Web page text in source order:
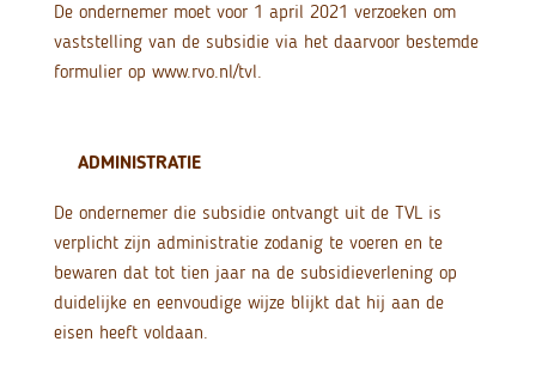
De ondernemer moet voor 1 april 2021 verzoeken om
vaststelling van de subsidie via het daarvoor bestemde
formulier op www.rvo.nl/tvl.
ADMINISTRATIE
De ondernemer die subsidie ontvangt uit de TVL is
verplicht zijn administratie zodanig te voeren en te
bewaren dat tot tien jaar na de subsidieverlening op
duidelijke en eenvoudige wijze blijkt dat hij aan de
eisen heeft voldaan.